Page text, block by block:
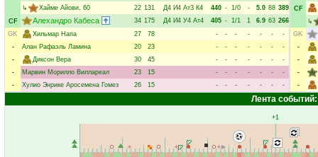
↳
Хайме Айови, 60 22 131 Д4 И4 Ат3 К4 440 - 1/0 - 5.0 88 389
CF
Алехандро Кабеса 34 175 Д4 И4 У4 Ат4 405 - 1/1 1 6.9 63 266
GK
Хильмар Напа 27 78 - - - - - -
-
-
Алан Рафаэль Ламина 20 23 - - - - - -
-
-
Диксон Вера 30 45 - - - - - -
-
-
Марвин Морилло Виллареал 23 15 - - - - - -
-
-
Хулио Энрике Аросемена Гомез 26 15 - - - - - - -
CF
↳
GK
-
-
-
-
Лента событий:
+1